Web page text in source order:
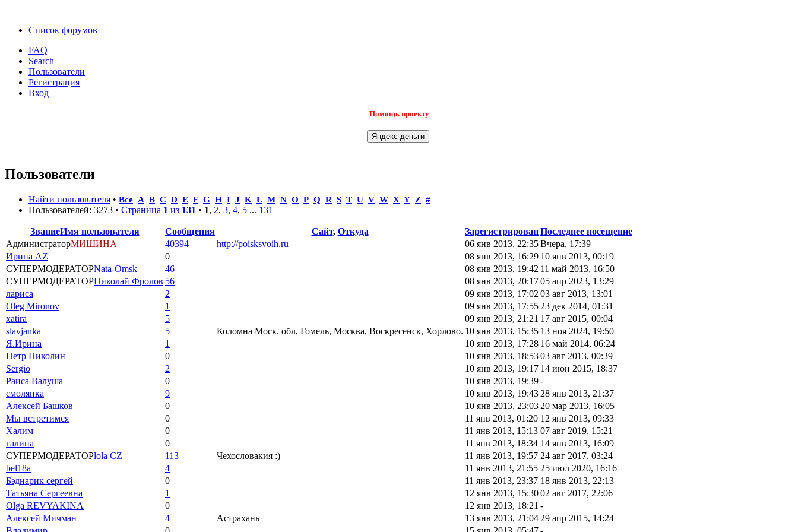
Список форумов
FAQ
Search
Пользователи
Регистрация
Вход
Помощь проекту
Пользователи
Найти пользователя • Все A B C D E F G H I J K L M N O P Q R S T U V W X Y Z #
Пользователей: 3273 • Страница 1 из 131 • 1, 2, 3, 4, 5 ... 131
ЗваниеИмя пользователя Сообщения Сайт, Откуда ЗарегистрированПоследнее посещение
АдминистраторМИШИНА 40394 http://poisksvoih.ru 06 янв 2013, 22:35Вчера, 17:39
Ирина AZ
0 08 янв 2013, 16:29 10 янв 2013, 00:19
СУПЕРМОДЕРАТОРNata-Omsk 46 08 янв 2013, 19:42 11 май 2013, 16:50
СУПЕРМОДЕРАТОРНиколай Фролов 56 08 янв 2013, 20:1705 апр 2023, 13:29
лариса
2 09 янв 2013, 17:02 03 авг 2013, 13:01
Oleg Mironov
1 09 янв 2013, 17:55 23 дек 2014, 01:31
xatira
5 09 янв 2013, 21:21 17 авг 2015, 00:04
slavjanka
5 Коломна Моск. обл, Гомель, Москва, Воскресенск, Хорлово. 10 янв 2013, 15:35 13 ноя 2024, 19:50
Я.Ирина
1 10 янв 2013, 17:28 16 май 2014, 06:24
Петр Николин
0 10 янв 2013, 18:5303 авг 2013, 00:39
Sergio
2 10 янв 2013, 19:17 14 июн 2015, 18:37
Раиса Валуша
0 10 янв 2013, 19:39-
смолянка
9 10 янв 2013, 19:43 28 янв 2013, 21:37
Алексей Башков
0 10 янв 2013, 23:03 20 мар 2013, 16:05
Мы встретимся
0 11 янв 2013, 01:20 12 янв 2013, 09:33
Халим
0 11 янв 2013, 15:13 07 авг 2019, 15:21
галина
0 11 янв 2013, 18:34 14 янв 2013, 16:09
СУПЕРМОДЕРАТОРlola CZ 113 Чехословакия :) 11 янв 2013, 19:57 24 авг 2017, 03:24
bel18a
4 11 янв 2013, 21:55 25 июл 2020, 16:16
Бэднарик сергей
0 11 янв 2013, 23:37 18 янв 2013, 22:13
Татьяна Сергеевна
1 12 янв 2013, 15:3002 авг 2017, 22:06
Olga REVYAKINA
0 12 янв 2013, 18:21 -
Алексей Мичман
4 Астрахань 13 янв 2013, 21:04 29 апр 2015, 14:24